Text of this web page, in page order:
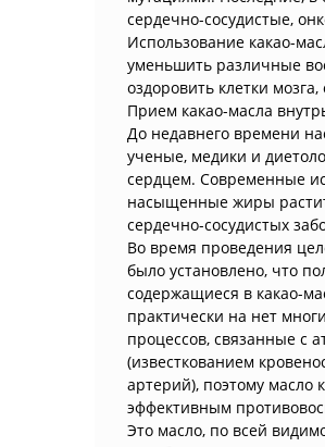
сердечно-сосудистые,
Использование какао-
уменьшить различные
оздоровить клетки
Прием какао-масла
До недавнего времени
ученые, медики и
сердцем. Современные
насыщенные жиры
сердечно-сосудистых
Во время проведения
было установлено, что
содержащиеся в какао-
практически на нет
процессов, связанные с
(известкованием
артерий), поэтому масло
эффективным
Это масло, по всей